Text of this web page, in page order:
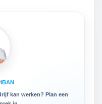
kan werken? Plan een